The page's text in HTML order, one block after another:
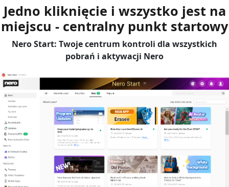
Jedno kliknięcie i wszystko jest na
miejscu - centralny punkt startowy
Nero Start: Twoje centrum kontroli dla wszystkich
pobrań i aktywacji Nero